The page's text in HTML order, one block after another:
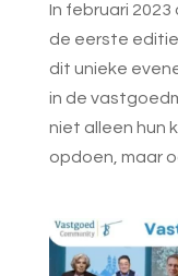
In februari
de eerste
dit unieke
in de
niet alleen hun
opdoen, maar